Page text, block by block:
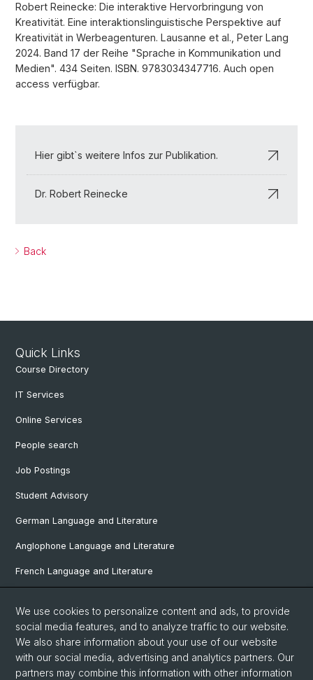
Robert Reinecke: Die interaktive Hervorbringung von
Kreativität. Eine interaktionslinguistische Perspektive auf
Kreativität in Werbeagenturen. Lausanne et al., Peter Lang
2024. Band 17 der Reihe "Sprache in Kommunikation und
Medien". 434 Seiten. ISBN. 9783034347716. Auch open
access verfügbar.
Hier gibt`s weitere Infos zur Publikation.
Dr. Robert Reinecke
Back
Quick Links
Course Directory
IT Services
Online Services
People search
Job Postings
Student Advisory
German Language and Literature
Anglophone Language and Literature
French Language and Literature
Italian Language and Literature
Nordic Studies
Eastern European Studies
We use cookies to personalize content and ads, to provide
social media features, and to analyze traffic to our website.
We also share information about your use of our website
with our social media, advertising and analytics partners. Our
partners may combine this information with other information